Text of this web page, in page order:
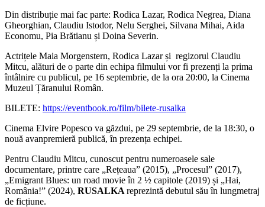
Din distribuție mai fac parte: Rodica Lazar, Rodica Negrea, Diana
Gheorghian, Claudiu Istodor, Nelu Serghei, Silvana Mihai, Aida
Economu, Pia Brătianu și Doina Severin.
Actrițele Maia Morgenstern, Rodica Lazar și regizorul Claudiu
Mitcu, alături de o parte din echipa filmului vor fi prezenți la prima
întâlnire cu publicul, pe 16 septembrie, de la ora 20:00, la Cinema
Muzeul Țăranului Român.
BILETE: https://eventbook.ro/film/bilete-rusalka
Cinema Elvire Popesco va găzdui, pe 29 septembrie, de la 18:30, o
nouă avanpremieră publică, în prezența echipei.
Pentru Claudiu Mitcu, cunoscut pentru numeroasele sale
documentare, printre care „Rețeaua” (2015), „Procesul” (2017),
„Emigrant Blues: un road movie în 2 ½ capitole (2019) și „Hai,
România!” (2024), RUSALKA reprezintă debutul său în lungmetraj
de ficțiune.